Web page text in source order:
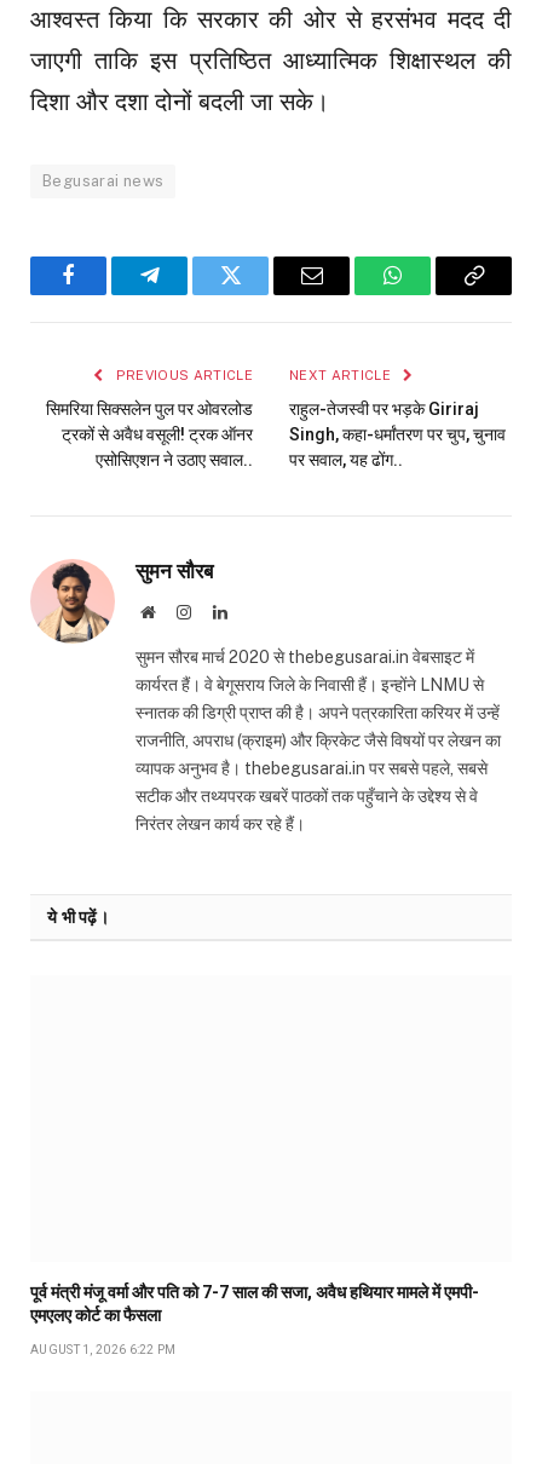
आश्वस्त किया कि सरकार की ओर से हरसंभव मदद दी
जाएगी ताकि इस प्रतिष्ठित आध्यात्मिक शिक्षास्थल की
दिशा और दशा दोनों बदली जा सके।
Begusarai news
FacebookTelegramTwitter Email WhatsAppCopy
PREVIOUS ARTICLE
सिमरिया सिक्सलेन पुल पर ओवरलोड
ट्रकों से अवैध वसूली! ट्रक ऑनर
एसोसिएशन ने उठाए सवाल..
NEXT ARTICLE
राहुल-तेजस्वी पर भड़के Giriraj
Singh, कहा-धर्मांतरण पर चुप, चुनाव
पर सवाल, यह ढोंग..
सुमन सौरब
WebsiteInstagramLinkedIn
सुमन सौरब मार्च 2020 से thebegusarai.in वेबसाइट में
कार्यरत हैं। वे बेगूसराय जिले के निवासी हैं। इन्होंने LNMU से
स्नातक की डिग्री प्राप्त की है। अपने पत्रकारिता करियर में उन्हें
राजनीति, अपराध (क्राइम) और क्रिकेट जैसे विषयों पर लेखन का
व्यापक अनुभव है। thebegusarai.in पर सबसे पहले, सबसे
सटीक और तथ्यपरक खबरें पाठकों तक पहुँचाने के उद्देश्य से वे
निरंतर लेखन कार्य कर रहे हैं।
ये भी पढ़ें।
पूर्व मंत्री मंजू वर्मा और पति को 7-7 साल की सजा, अवैध हथियार मामले में एमपी-
एमएलए कोर्ट का फैसला
AUGUST 1, 2026 6:22 PM